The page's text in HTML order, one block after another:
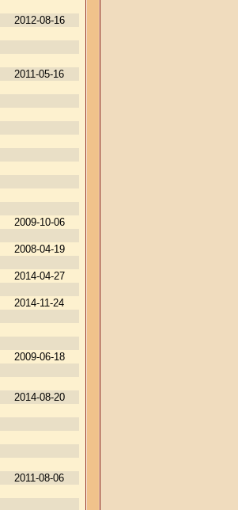
2012-08-16
2011-05-16
2009-10-06
2008-04-19
2014-04-27
2014-11-24
2009-06-18
2014-08-20
2011-08-06